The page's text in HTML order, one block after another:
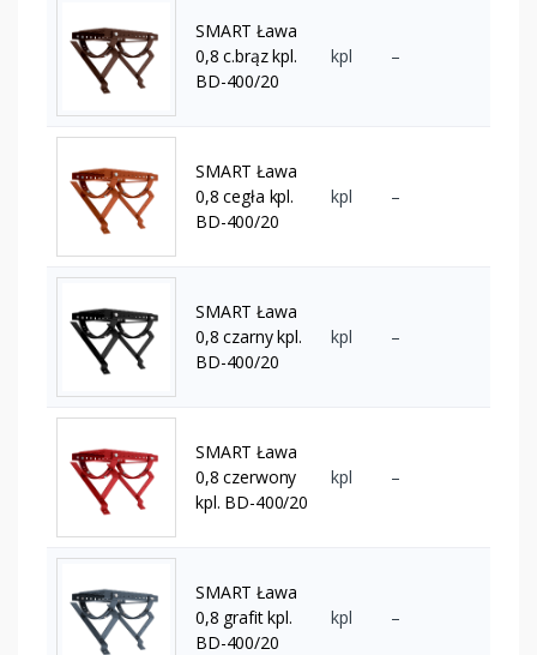
SMART Ława
0,8 c.brąz kpl.
BD-400/20
kpl –
SMART Ława
0,8 cegła kpl.
BD-400/20
kpl –
SMART Ława
0,8 czarny kpl.
BD-400/20
kpl –
SMART Ława
0,8 czerwony
kpl. BD-400/20
kpl –
SMART Ława
0,8 grafit kpl.
BD-400/20
kpl –